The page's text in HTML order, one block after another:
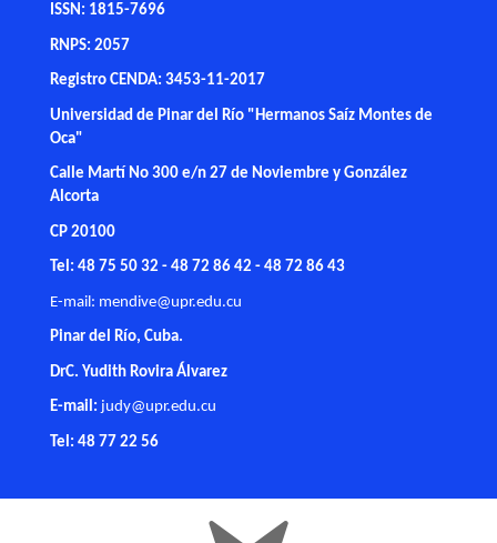
ISSN: 1815-7696
RNPS: 2057
Registro CENDA: 3453-11-2017
Universidad de Pinar del Río "Hermanos Saíz Montes de
Oca"
Calle Martí No 300 e/n 27 de Noviembre y González
Alcorta
CP 20100
Tel: 48 75 50 32 - 48 72 86 42 - 48 72 86 43
E-mail: mendive@upr.edu.cu
Pinar del Río, Cuba.
DrC. Yudith Rovira Álvarez
E-mail: judy@upr.edu.cu
Tel: 48 77 22 56